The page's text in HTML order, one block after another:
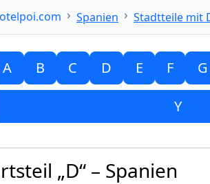
Spanien Stadtteile mit
A B C D E F G
Y
„D“ – Spanien